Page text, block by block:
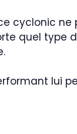
cyclonic ne
quel type
lui